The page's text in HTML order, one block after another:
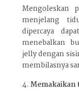
Mengoleskan
menjelang
dipercaya
menebalkan
jelly dengan
membilasnya
Memakaikan